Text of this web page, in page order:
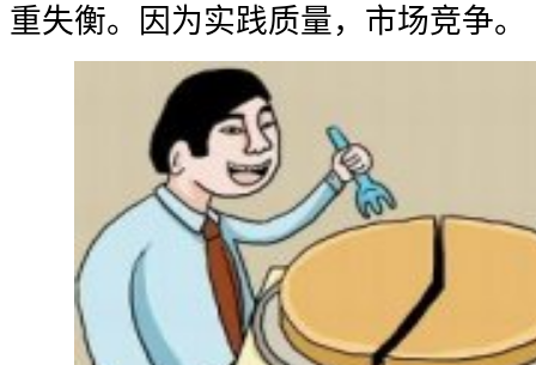
重失衡。因为实践质量，市场竞争。